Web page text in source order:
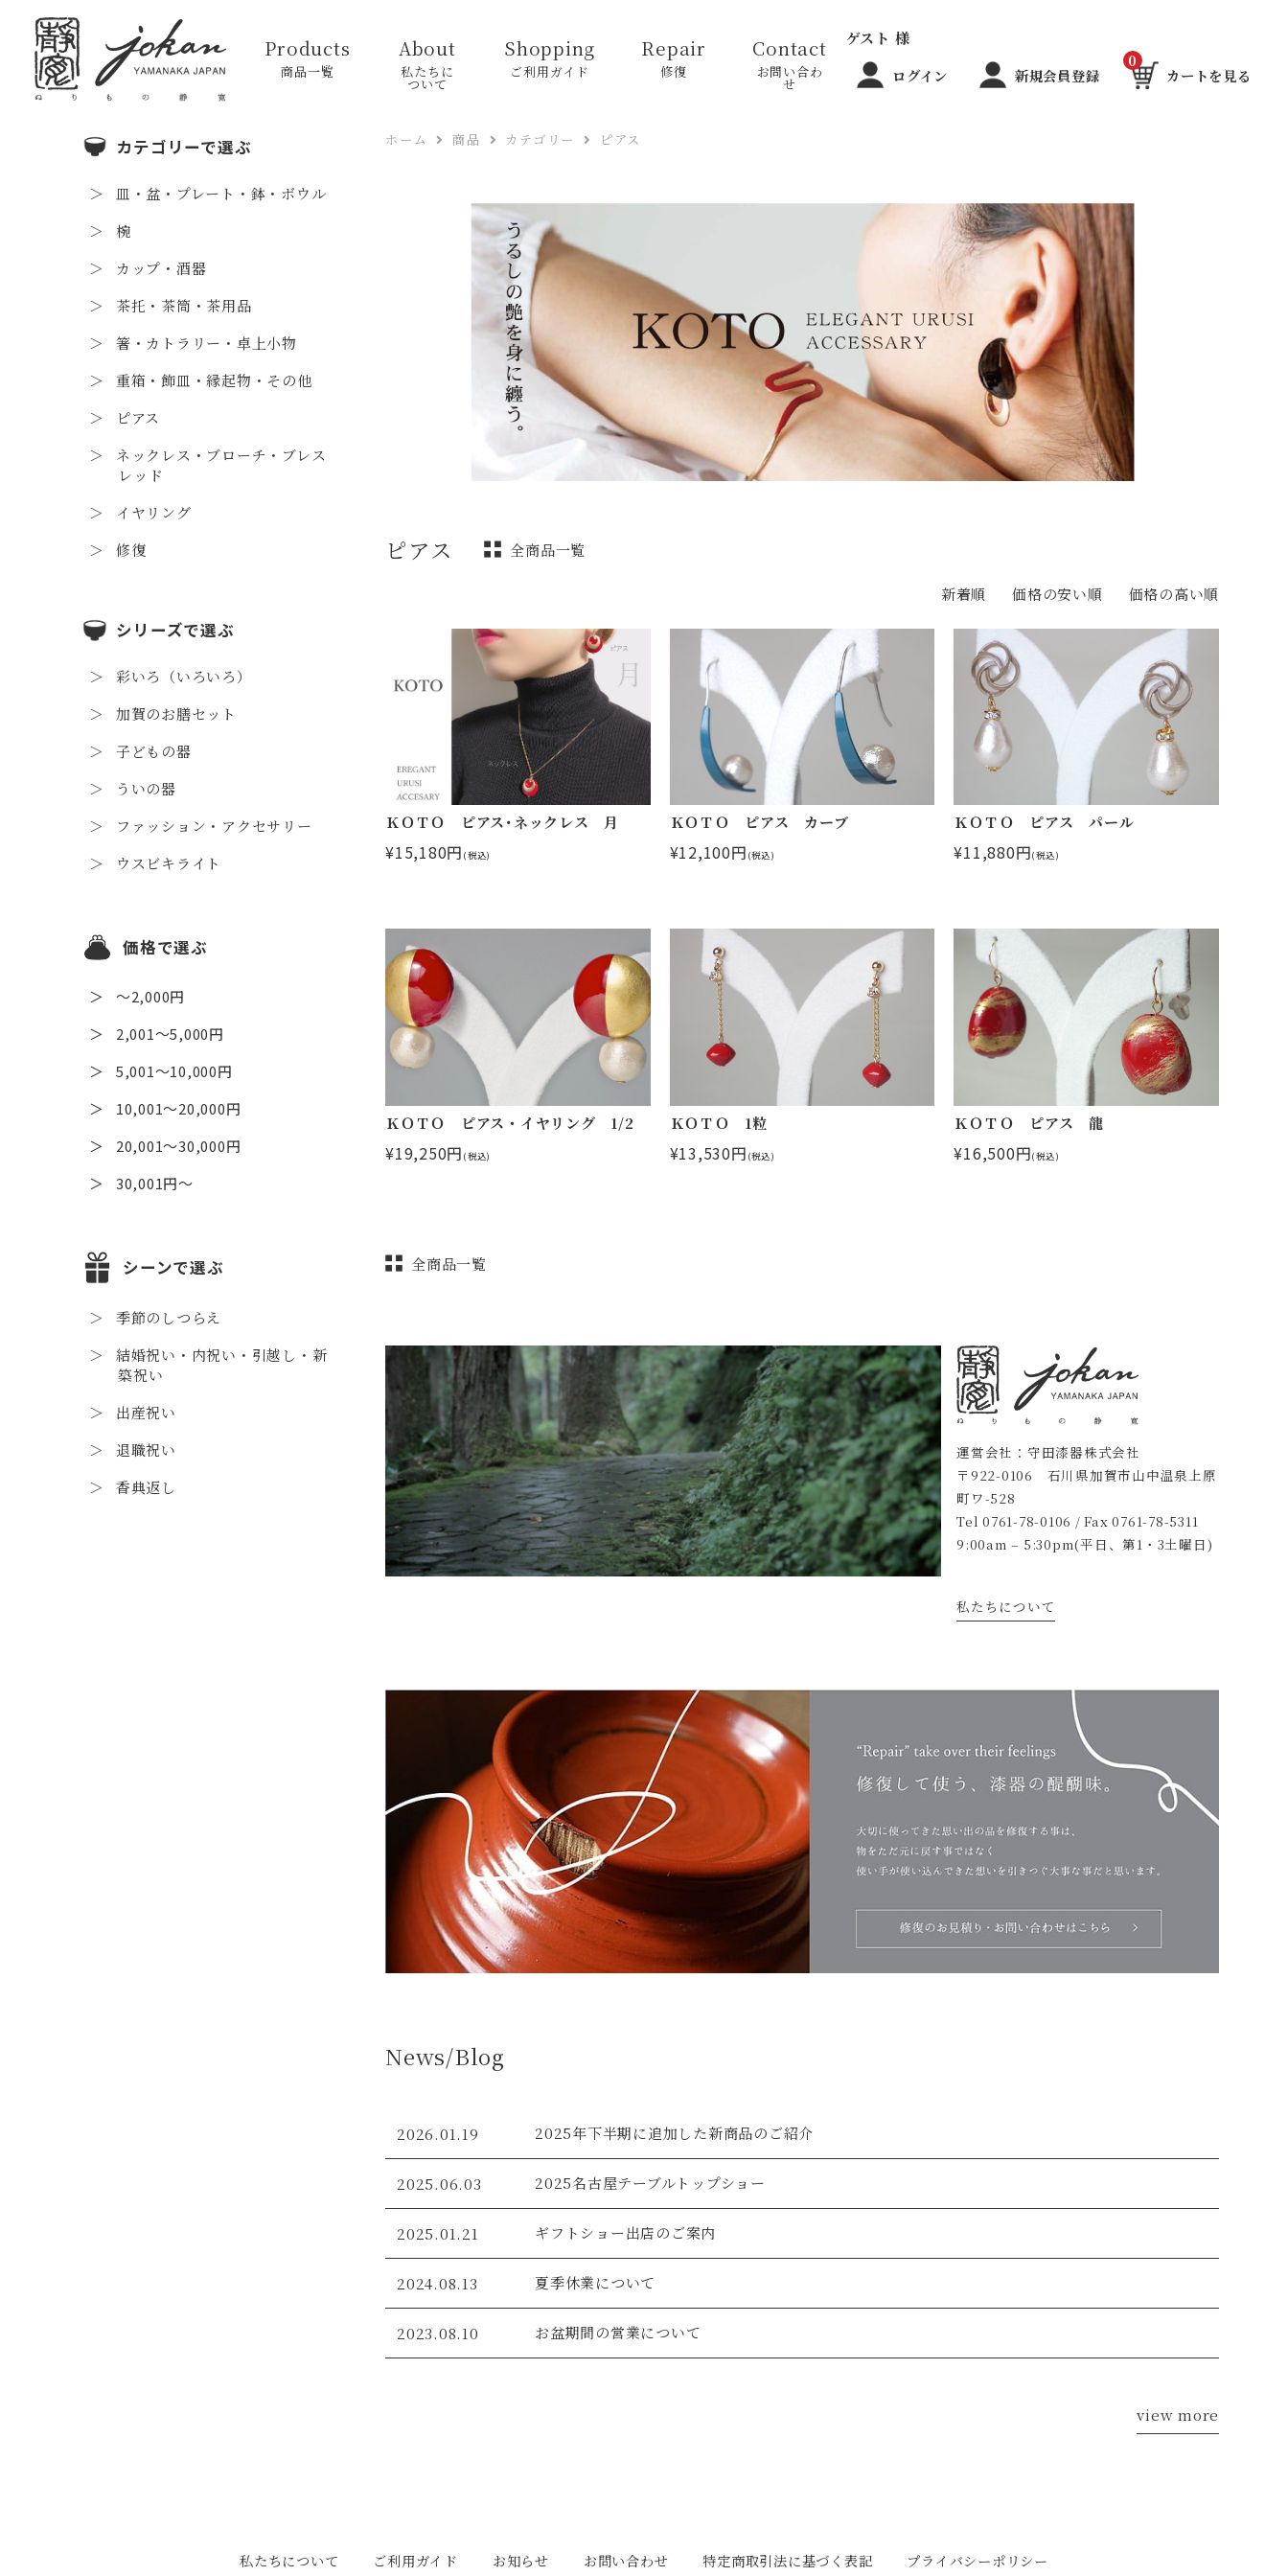
Products
商品一覧
About
私たちに
ついて
Shopping
ご利用ガイド
Repair
修復
Contact
お問い合わ
せ
ゲスト 様
ログイン 新規会員登録
0
カートを見る
カテゴリーで選ぶ
皿・盆・プレート・鉢・ボウル
椀
カップ・酒器
茶托・茶筒・茶用品
箸・カトラリー・卓上小物
重箱・飾皿・縁起物・その他
ピアス
ネックレス・ブローチ・ブレス
レッド
イヤリング
修復
シリーズで選ぶ
彩いろ（いろいろ）
加賀のお膳セット
子どもの器
ういの器
ファッション・アクセサリー
ウスビキライト
価格で選ぶ
～2,000円
2,001～5,000円
5,001～10,000円
10,001～20,000円
20,001～30,000円
30,001円～
シーンで選ぶ
季節のしつらえ
結婚祝い・内祝い・引越し・新
築祝い
出産祝い
退職祝い
香典返し
ホーム 商品 カテゴリー ピアス
ピアス 全商品一覧
新着順 価格の安い順 価格の高い順
ＫＯＴＯ ピアス･ネックレス 月
¥15,180円 (税込)
ＫＯＴＯ ピアス カーブ
¥12,100円 (税込)
ＫＯＴＯ ピアス パール
¥11,880円(税込)
ＫＯＴＯ ピアス・イヤリング 1/2
¥19,250円 (税込)
ＫＯＴＯ 1粒
¥13,530円 (税込)
ＫＯＴＯ ピアス 龍
¥16,500円(税込)
全商品一覧
運営会社：守田漆器株式会社
〒922-0106 石川県加賀市山中温泉上原
町ワ-528
Tel0761-78-0106 / Fax 0761-78-5311
9:00am – 5:30pm(平日、第1・3土曜日)
私たちについて
News/Blog
2026.01.19 2025年下半期に追加した新商品のご紹介
2025.06.03 2025名古屋テーブルトップショー
2025.01.21 ギフトショー出店のご案内
2024.08.13 夏季休業について
2023.08.10 お盆期間の営業について
view more
私たちについて ご利用ガイド お知らせ お問い合わせ 特定商取引法に基づく表記 プライバシーポリシー